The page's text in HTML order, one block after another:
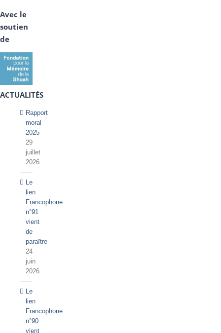
Avec le
soutien
de
ACTUALITÉS
Rapport
moral
2025
29
juillet
2026
Le
lien
Francophone
n°91
vient
de
paraître
24
juin
2026
Le
lien
Francophone
n°90
vient